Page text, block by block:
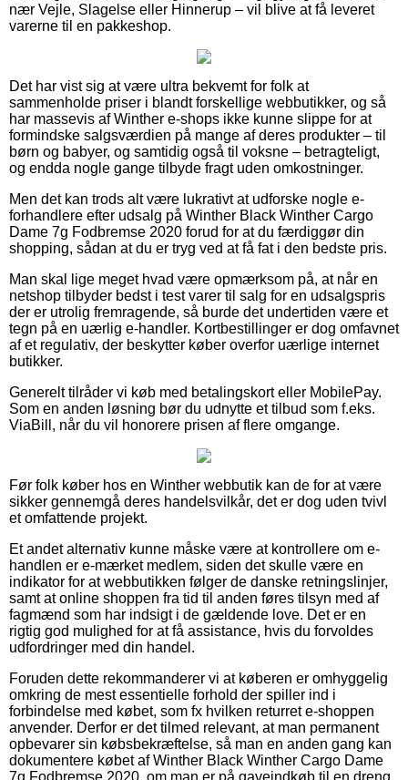
nær Vejle, Slagelse eller Hinnerup – vil blive at få leveret
varerne til en pakkeshop.
Det har vist sig at være ultra bekvemt for folk at
sammenholde priser i blandt forskellige webbutikker, og så
har massevis af Winther e-shops ikke kunne slippe for at
formindske salgsværdien på mange af deres produkter – til
børn og babyer, og samtidig også til voksne – betragteligt,
og endda nogle gange tilbyde fragt uden omkostninger.
Men det kan trods alt være lukrativt at udforske nogle e-
forhandlere efter udsalg på Winther Black Winther Cargo
Dame 7g Fodbremse 2020 forud for at du færdiggør din
shopping, sådan at du er tryg ved at få fat i den bedste pris.
Man skal lige meget hvad være opmærksom på, at når en
netshop tilbyder bedst i test varer til salg for en udsalgspris
der er utrolig fremragende, så burde det undertiden være et
tegn på en uærlig e-handler. Kortbestillinger er dog omfavnet
af et regulativ, der beskytter køber overfor uærlige internet
butikker.
Generelt tilråder vi køb med betalingskort eller MobilePay.
Som en anden løsning bør du udnytte et tilbud som f.eks.
ViaBill, når du vil honorere prisen af flere omgange.
Før folk køber hos en Winther webbutik kan de for at være
sikker gennemgå deres handelsvilkår, det er dog uden tvivl
et omfattende projekt.
Et andet alternativ kunne måske være at kontrollere om e-
handlen er e-mærket medlem, siden det skulle være en
indikator for at webbutikken følger de danske retningslinjer,
samt at online shoppen fra tid til anden føres tilsyn med af
fagmænd som har indsigt i de gældende love. Det er en
rigtig god mulighed for at få assistance, hvis du forvoldes
udfordringer med din handel.
Foruden dette rekommanderer vi at køberen er omhyggelig
omkring de mest essentielle forhold der spiller ind i
forbindelse med købet, som fx hvilken returret e-shoppen
anvender. Derfor er det tilmed relevant, at man permanent
opbevarer sin købsbekræftelse, så man en anden gang kan
dokumentere købet af Winther Black Winther Cargo Dame
7g Fodbremse 2020, om man er på gaveindkøb til en dreng